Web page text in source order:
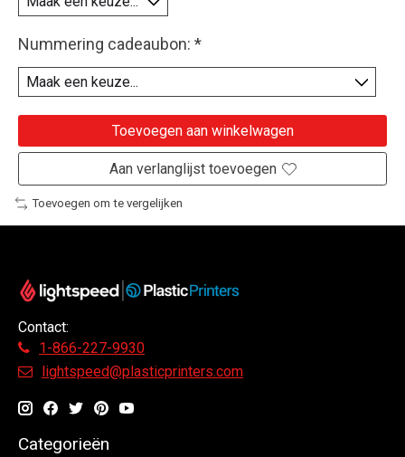
Nummering cadeaubon: *
Toevoegen aan winkelwagen
Aan verlanglijst toevoegen
Toevoegen om te vergelijken
Contact:
1-866-227-9930
lightspeed@plasticprinters.com
Categorieën